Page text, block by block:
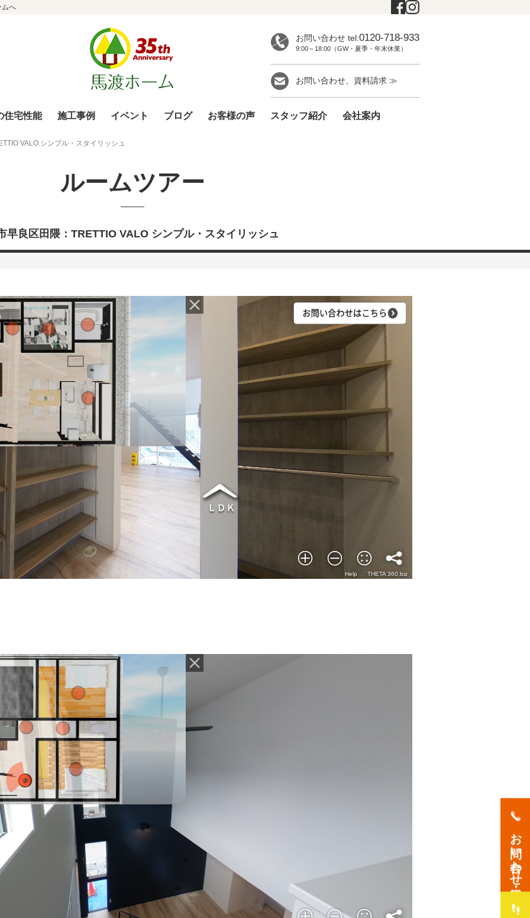
ムへ
住宅性能 施工事例 イベント ブログ お客様の声 スタッフ紹介 会社案内
お問い合わせ tel:0120-718-933
9:00～18:00（GW・夏季・年末休業）
お問い合わせ、資料請求 ≫
VALO シンプル・スタイリッシュ
ルームツアー
早良区田隈：TRETTIO VALO シンプル・スタイリッシュ
お問い合わせ・資料請求